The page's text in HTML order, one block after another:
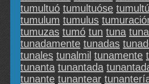
tumultuó tumultuóse
tumulum tumulus
tumuzas tumó tun tuna
tunadamente tunadas
tunales tunalmil tunamente
tunanta tunantada
tunante tunantear